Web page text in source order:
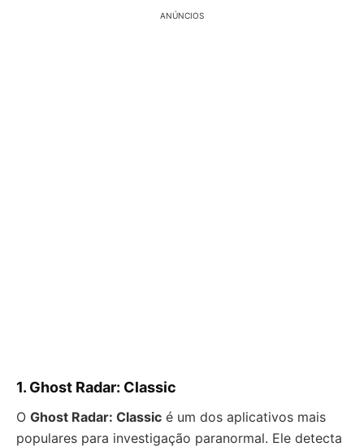
ANÚNCIOS
1. Ghost Radar: Classic
O Ghost Radar: Classic é um dos aplicativos mais
populares para investigação paranormal. Ele detecta